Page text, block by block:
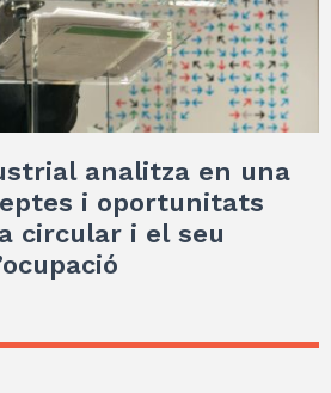
analitza en una
i oportunitats
circular i el seu